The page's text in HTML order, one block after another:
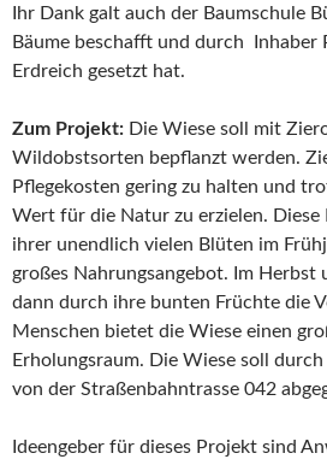
Ihr Dank galt auch der Baumschule
Bäume beschafft und durch Inhaber
Erdreich gesetzt hat.
Zum Projekt: Die Wiese soll mit
Wildobstsorten bepflanzt werden.
Pflegekosten gering zu halten und
Wert für die Natur zu erzielen. Diese
ihrer unendlich vielen Blüten im
großes Nahrungsangebot. Im
dann durch ihre bunten Früchte die
Menschen bietet die Wiese einen
Erholungsraum. Die Wiese soll
von der Straßenbahntrasse 042
Ideengeber für dieses Projekt sind